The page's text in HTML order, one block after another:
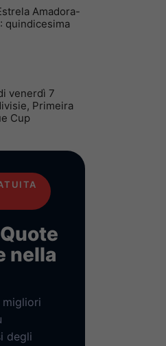
Amadora-
quindicesima
venerdì 7
Primeira
Cup
nella
degli